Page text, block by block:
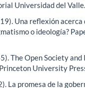
Universidad del Valle.
Una reflexión acerca
o ideología?
The Open Society and
University
La promesa de la